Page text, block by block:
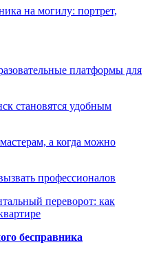
на могилу: портрет,
платформы для
становятся удобным
а когда можно
профессионалов
переворот: как
бесправника